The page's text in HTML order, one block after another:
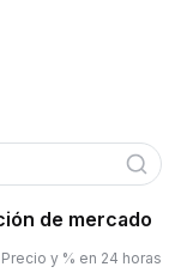
de mercado
Precio y % en 24 horas